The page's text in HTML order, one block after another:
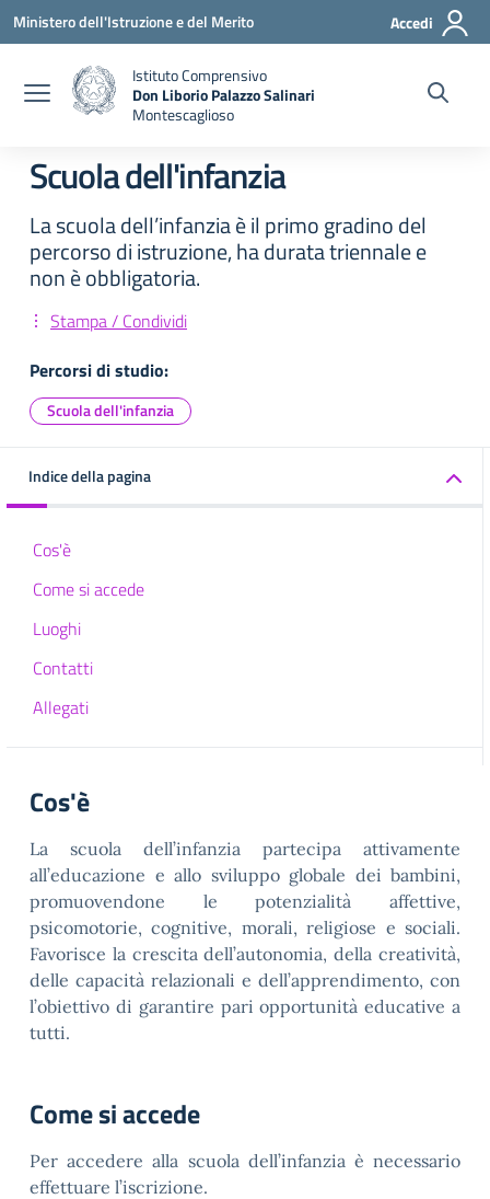
Vai ai contenuti
Vai al menu di navigazione
Vai al footer
Ministero dell'Istruzione e del Merito Accedi
Istituto Comprensivo
Don Liborio Palazzo Salinari
Montescaglioso
Scuola dell'infanzia
La scuola dell’infanzia è il primo gradino del
percorso di istruzione, ha durata triennale e
non è obbligatoria.
Stampa / Condividi
Percorsi di studio:
Scuola dell'infanzia
Indice della pagina
Cos'è
Come si accede
Luoghi
Contatti
Allegati
Cos'è
La scuola dell’infanzia partecipa attivamente
all’educazione e allo sviluppo globale dei bambini,
promuovendone le potenzialità affettive,
psicomotorie, cognitive, morali, religiose e sociali.
Favorisce la crescita dell’autonomia, della creatività,
delle capacità relazionali e dell’apprendimento, con
l’obiettivo di garantire pari opportunità educative a
tutti.
Come si accede
Per accedere alla scuola dell’infanzia è necessario
effettuare l’iscrizione.